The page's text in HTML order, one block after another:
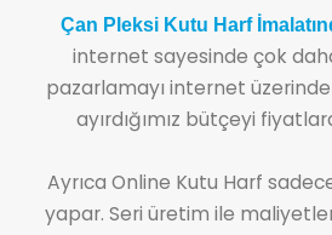
Çan Pleksi Kutu Harf
internet sayesinde çok
pazarlamayı internet
ayırdığımız bütçeyi
Ayrıca Online Kutu Harf
yapar. Seri üretim ile